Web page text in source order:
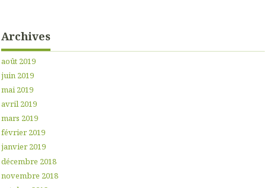
Archives
août 2019
juin 2019
mai 2019
avril 2019
mars 2019
février 2019
janvier 2019
décembre 2018
novembre 2018